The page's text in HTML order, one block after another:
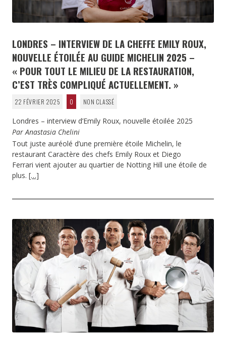
LONDRES – INTERVIEW DE LA CHEFFE EMILY ROUX,
NOUVELLE ÉTOILÉE AU GUIDE MICHELIN 2025 –
« POUR TOUT LE MILIEU DE LA RESTAURATION,
C’EST TRÈS COMPLIQUÉ ACTUELLEMENT. »
22 FÉVRIER 2025 0 NON CLASSÉ
Londres – interview d’Emily Roux, nouvelle étoilée 2025
Par Anastasia Chelini
Tout juste auréolé d’une première étoile Michelin, le
restaurant Caractère des chefs Emily Roux et Diego
Ferrari vient ajouter au quartier de Notting Hill une étoile de
plus. […]